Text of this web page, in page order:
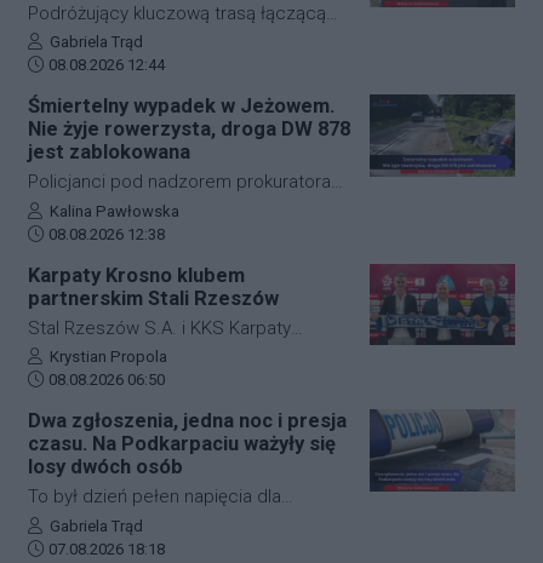
Podróżujący kluczową trasą łączącą
Jasło z Gorlicami muszą uzbroić się w
cierpliwość. Niespodziewane
zdarzenie drogowe w miejscowości
Przysieki doprowadziło do utrudnień na
drodze krajowej nr 28. Na miejscu
natychmiast pojawiła się policja, która
wprowadziła zmianę w organizacji
ruchu, by zabezpieczyć teren i uniknąć
Autor artykułu:
Gabriela Trąd
Data dodania artykułu:
08.08.2026 12:44
Śmiertelny wypadek w Jeżowem.
Nie żyje rowerzysta, droga DW 878
jest zablokowana
Policjanci pod nadzorem prokuratora
ustalają szczegółowe okoliczności
tragicznego wypadku, do którego
Jeżowe w powiecie niżańskim. W
wyniku zderzenia samochodu
osobowego z rowerzystą, śmierć na
miejscu poniósł kierujący jednośladem.
Droga wojewódzka nr 878 jest
całkowicie zablokowana.
Autor artykułu:
Kalina Pawłowska
Data dodania artykułu:
08.08.2026 12:38
Karpaty Krosno klubem
partnerskim Stali Rzeszów
Stal Rzeszów S.A. i KKS Karpaty
Krosno rozpoczęły oficjalną
współpracę. Kluby podpisały
długoterminową umowę partnerską,
która ma obejmować m.in. wymianę
doświadczeń, rozwój szkolenia
młodzieży oraz obserwację i
pozyskiwanie utalentowanych
zawodników z regionu.
Autor artykułu:
Krystian Propola
Data dodania artykułu:
08.08.2026 06:50
Dwa zgłoszenia, jedna noc i presja
czasu. Na Podkarpaciu ważyły się
losy dwóch osób
To był dzień pełen napięcia dla
funkcjonariuszy z powiatu niżańskiego.
W ciągu zaledwie kilkunastu godzin
Autor artykułu:
Gabriela Trąd
Data dodania artykułu:
07.08.2026 18:18